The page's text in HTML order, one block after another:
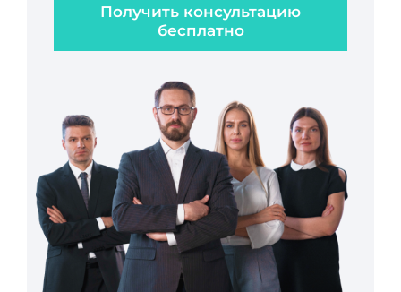
Получить консультацию
бесплатно